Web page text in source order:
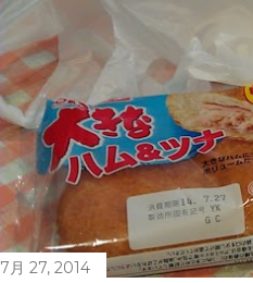
7月 27, 2014